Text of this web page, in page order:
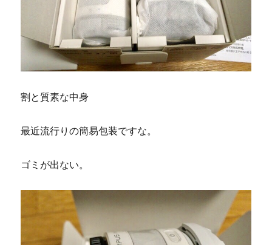
割と質素な中身
最近流行りの簡易包装ですな。
ゴミが出ない。